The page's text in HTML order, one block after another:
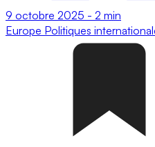
9 octobre 2025 - 2 min
Europe Politiques